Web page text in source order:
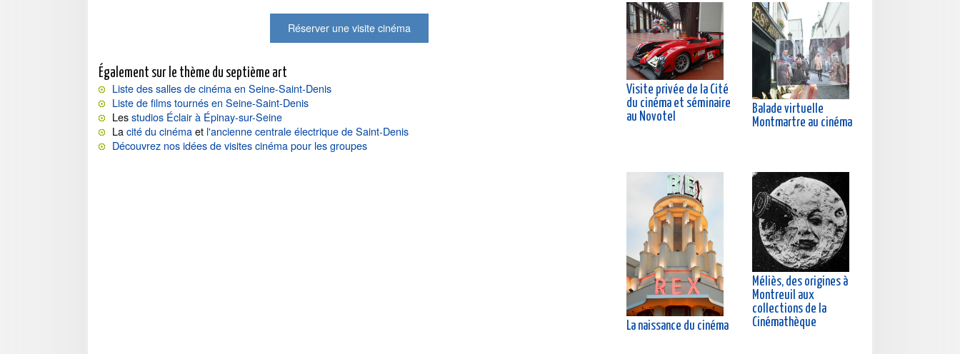
Réserver une visite cinéma
Également sur le thème du septième art
Liste des salles de cinéma en Seine-Saint-Denis
Liste de films tournés en Seine-Saint-Denis
Lesstudios Éclair à Épinay-sur-Seine
Lacité du cinémaet l'ancienne centrale électrique de Saint-Denis
Découvrez nos idées de visites cinéma pour les groupes
Visite privée de la Cité
du cinéma et séminaire
au Novotel
Balade virtuelle
Montmartre au cinéma
La naissance du cinéma
Méliès, des origines à
Montreuil aux
collections de la
Cinémathèque